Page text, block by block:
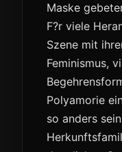
Maske
F?r viele
Szene mit
Feminismus,
Polyamorie
so anders